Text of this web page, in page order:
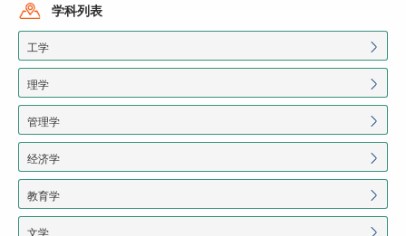
学科列表
工学
理学
管理学
经济学
教育学
文学